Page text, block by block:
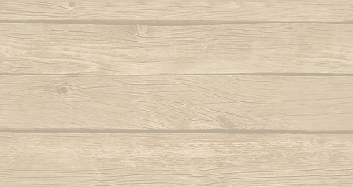
E caminhador
Autor : Mestre Ramos (Senzala)
E da nossa cor
E e e Viola
Autor : Mestre Kim
E hoje tem capoeira
Autor : Mestre Camisa (Abada)
E la la eh la eh la
Autor : Boa
Autor : Mestre
Se
Mestre
Ser